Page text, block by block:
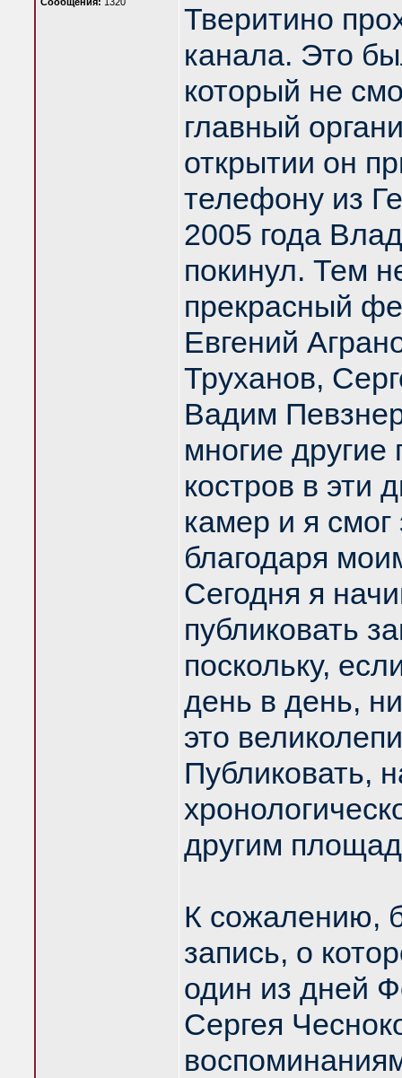
Тверитино
канала. Это
который не
главный
открытии он
телефону из
2005 года
покинул. Тем
прекрасный
Евгений
Труханов,
Вадим
многие другие
костров в эти
камер и я смог
благодаря
Сегодня я
публиковать
поскольку,
день в день,
это
Публиковать,
другим
К сожалению,
запись, о
один из дней
Сергея